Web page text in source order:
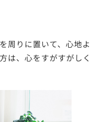
周りに置いて、心地よ
は、心をすがすがしく